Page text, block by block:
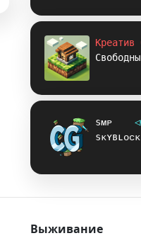
sᴍᴘ ◁
sᴋʏʙʟᴏᴄᴋ
Выживание